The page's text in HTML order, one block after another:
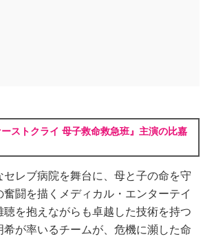
ーストクライ 母子救命救急班』主演の比嘉
レブ病院を舞台に、母と子の命を守
奮闘を描くメディカル・エンターテイ
聴を抱えながらも卓越した技術を持つ
希が率いるチームが、危機に瀕した命